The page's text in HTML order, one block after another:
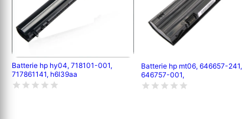
Batterie hp hy04, 718101-001,
717861141, h6l39aa
Batterie hp mt06, 646657-241,
646757-001,